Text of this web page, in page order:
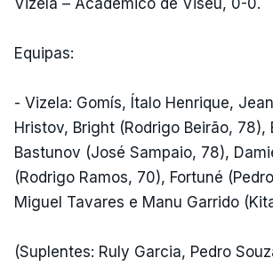
Vizela – Académico de Viseu, 0-0.
Equipas:
- Vizela: Gomís, Ítalo Henrique,
Hristov, Bright (Rodrigo Beirão, 78),
Bastunov (José Sampaio, 78),
(Rodrigo Ramos, 70), Fortuné
Miguel Tavares e Manu Garrido
(Suplentes: Ruly Garcia, Pedro